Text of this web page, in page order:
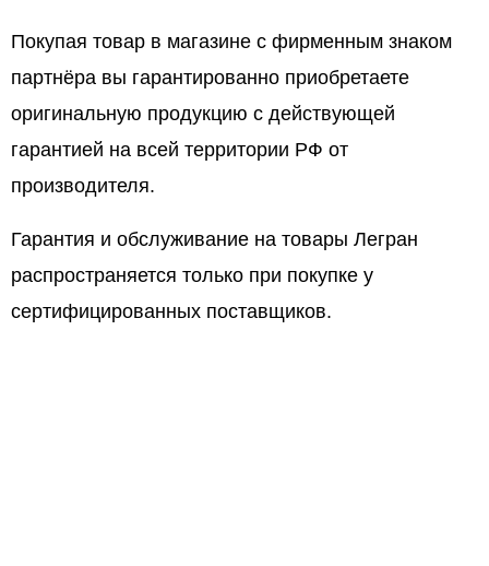
Покупая товар в магазине с фирменным знаком
партнёра вы гарантированно приобретаете
оригинальную продукцию с действующей
гарантией на всей территории РФ от
производителя.
Гарантия и обслуживание на товары Легран
распространяется только при покупке у
сертифицированных поставщиков.